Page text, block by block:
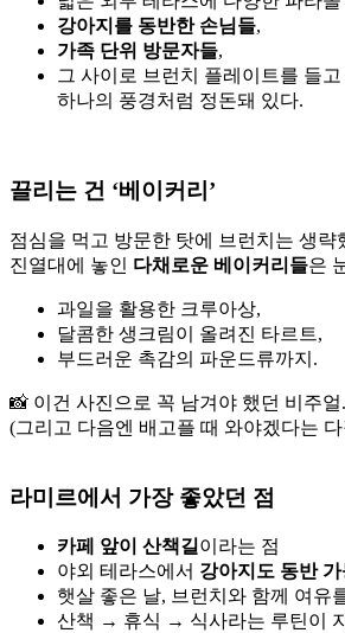
강아지를 동반한 손님들,
가족 단위 방문자들,
그 사이로 브런치 플레이트를 들
하나의 풍경처럼 정돈돼 있다.
끌리는 건 ‘베이커리’
점심을 먹고 방문한 탓에 브런치는 생략
진열대에 놓인 다채로운 베이커리들은
과일을 활용한 크루아상,
달콤한 생크림이 올려진 타르트,
부드러운 촉감의 파운드류까지.
📸 이건 사진으로 꼭 남겨야 했던 비주얼.
(그리고 다음엔 배고플 때 와야겠다는
라미르에서 가장 좋았던 점
카페 앞이 산책길 이라는 점
야외 테라스에서 강아지도 동반
햇살 좋은 날, 브런치와 함께 여유
산책 → 휴식 → 식사라는 루틴이